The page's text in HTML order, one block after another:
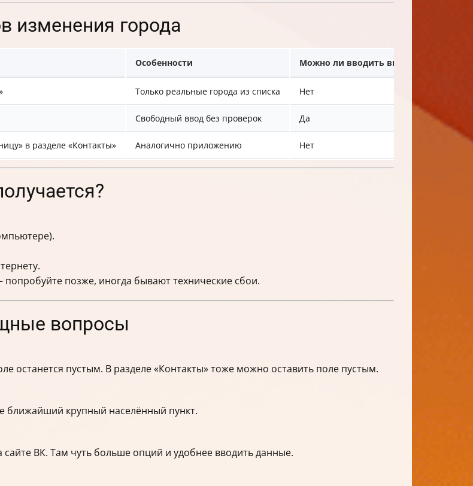
изменения города
Особенности Можно ли вводить выдуманные
Только реальные города из списка Нет
Свободный ввод без проверок Да
в разделе «Контакты» Аналогично приложению Нет
позже, иногда бывают технические сбои.
вопросы
останется пустым. В разделе «Контакты» тоже можно оставить поле пустым.
ближайший крупный населённый пункт.
сайте ВК. Там чуть больше опций и удобнее вводить данные.